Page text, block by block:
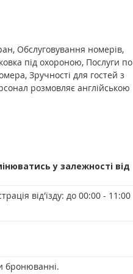
Обслуговування номерів,
під охороною, Послуги по
Зручності для гостей з
розмовляє англійською
у залежності від
від'їзду: до 00:00 - 11:00
бронюванні.